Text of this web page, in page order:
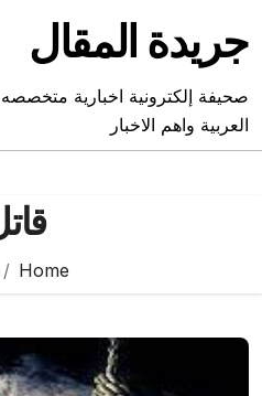
content
جريدة المقال
صحيفة إلكترونية اخبارية
العربية واهم الاخبار
Home